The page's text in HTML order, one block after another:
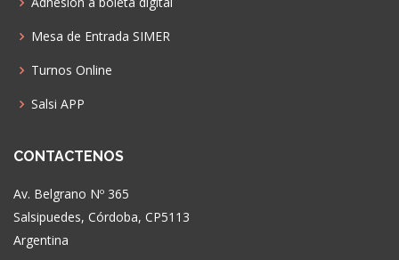
Mesa de Entrada SIMER
Turnos Online
Salsi APP
CONTACTENOS
Av. Belgrano Nº 365
Salsipuedes, Córdoba, CP5113
Argentina